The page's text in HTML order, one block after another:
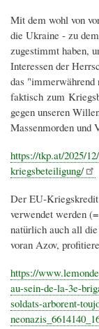
Mit dem wohl von
die Ukraine - zu
zugestimmt haben,
Interessen der
das "immerwährend
faktisch zum
gegen unseren
Massenmorden und
https://tkp.at/2025/
kriegsbeteiligung/
Der EU-
verwendet werden
natürlich auch all
voran Azov,
https://
au-sein-de-la-3e-
soldats-arborent-